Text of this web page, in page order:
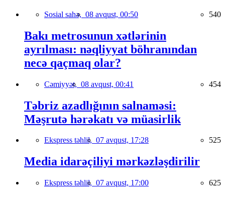
Sosial sahə, 08 avqust, 00:50 540
Bakı metrosunun xətlərinin
ayrılması: nəqliyyat böhranından
necə qaçmaq olar?
Cəmiyyət, 08 avqust, 00:41 454
Təbriz azadlığının salnaməsi:
Məşrutə hərəkatı və müasirlik
Ekspress təhlil, 07 avqust, 17:28 525
Media idarəçiliyi mərkəzləşdirilir
Ekspress təhlil, 07 avqust, 17:00 625